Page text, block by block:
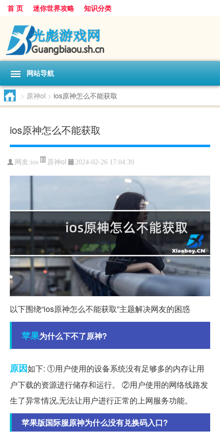
首 页 迷你世界攻略 知识分类
网站导航
> 原神ol > ios原神怎么不能获取
ios原神怎么不能获取
网友:ios 原神ol 2024-02-26 17:04:39
以下围绕“ios原神怎么不能获取”主题解决网友的困惑
苹果为什么下不了原神?
原因如下: ①用户使用的设备系统没有足够多的内存让用
户下载的资源进行储存和运行。 ②用户使用的网络线路发
生了异常情况,无法让用户进行正常的上网服务功能。
苹果版国际服原神为什么没有兑换码入口?